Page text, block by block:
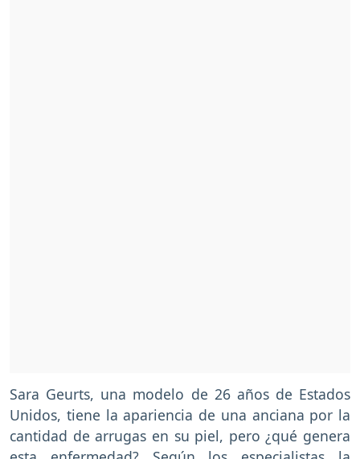
Sara Geurts, una modelo de 26 años de Estados
Unidos, tiene la apariencia de una anciana por la
cantidad de arrugas en su piel, pero ¿qué genera